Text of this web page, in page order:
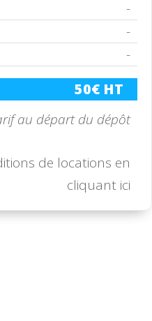
-
-
-
50€ HT
au départ du dépôt
de locations en
cliquant ici